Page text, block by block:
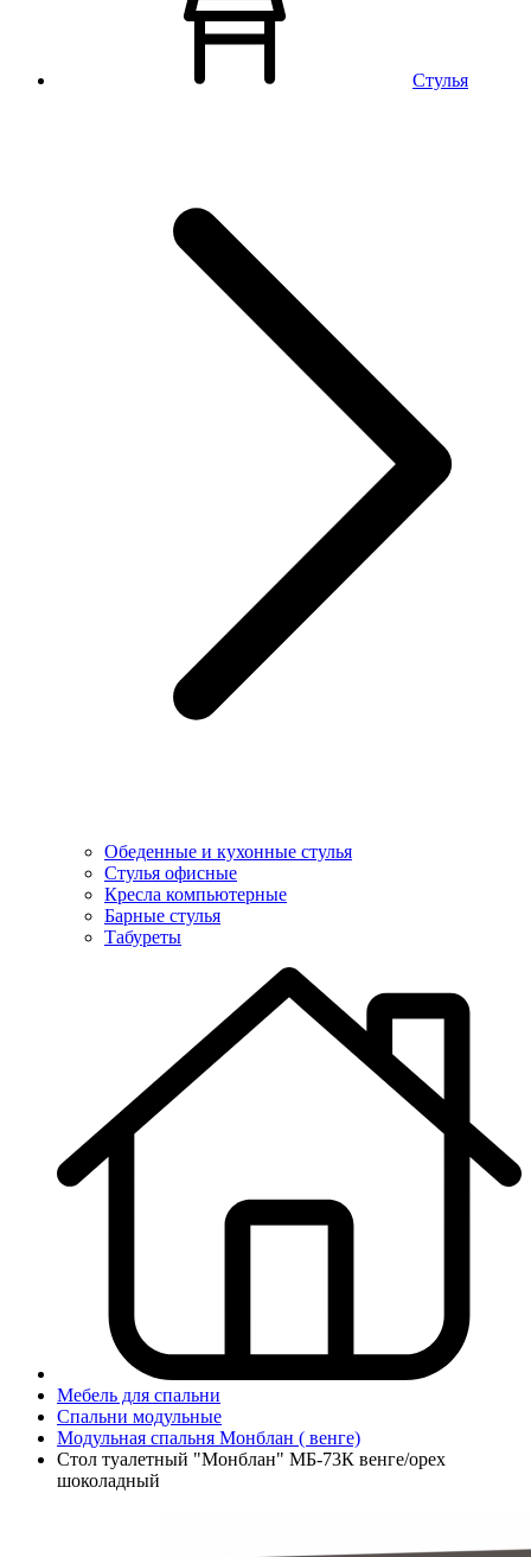
Стулья
Обеденные и кухонные стулья
Стулья офисные
Кресла компьютерные
Барные стулья
Табуреты
Мебель для спальни
Спальни модульные
Модульная спальня Монблан ( венге)
Стол туалетный "Монблан" МБ-73К венге/орех
шоколадный